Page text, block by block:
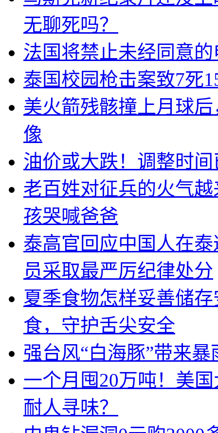
无聊死吗？
法国将禁止未经同意
泰国校园枪击案致7死
美火箭残骸撞上月球
像
油价或大跌！调整时间
老百姓对征兵的火气
孩哭喊爸爸
泰高官回应中国人在
员采取最严厉纪律处分
夏季食物怎样妥善储
食，守护舌尖安全
强台风“白海豚”带来
一个月囤20万吨！美
耐人寻味？